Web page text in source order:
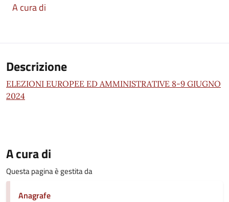
A cura di
Descrizione
ELEZIONI EUROPEE ED AMMINISTRATIVE 8-9 GIUGNO
2024
A cura di
Questa pagina è gestita da
Anagrafe